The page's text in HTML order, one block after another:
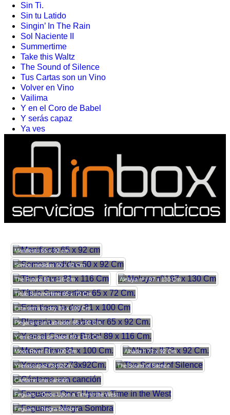
Sin Ti.
Sin tu Latido
Singin’ In The Rain
Sol Naciente II
Summertime
Take this Waltz
The Sound of Silence
Tus Cartas son un Vino
Volver en Vino
Vailima
Y en el Coro de Babel
Y serás capaz
Ya ves
Manifiesto 65 x 92 cm
Somos medidas 60 x 92 Cm
The Future 81 x 116 Cm Aleluya nº I 97 x 130 Cm
Título Summertime 65 x 72 Cm.
Esta tierra te doy 81 x 100 Cm
Plegaria a un Labrador 65 x 92 Cm.
Y en el Coro de Babel 89 x 116 Cm.
Moon River 81 x 100 Cm. Albada II 73 x 92 Cm.
Yserascapaz73x92Cm. The Sound of Silence
Cántame una canción
Feguars – Once Upon a Time in the West
Feguars – Negra Sombra